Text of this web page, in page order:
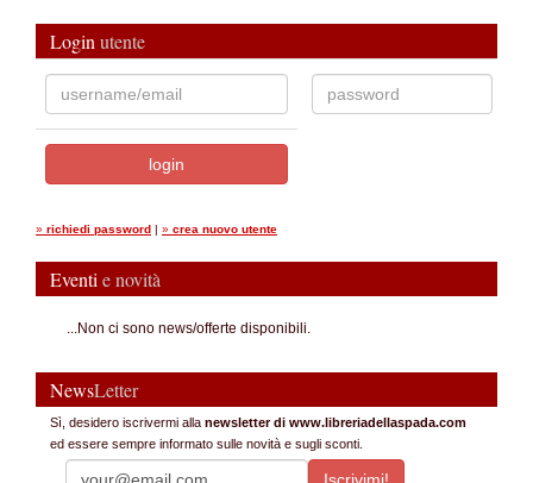
Login utente
» richiedi password | » crea nuovo utente
Eventi e novità
...Non ci sono news/offerte disponibili.
NewsLetter
Sì, desidero iscrivermi alla newsletter di www.libreriadellaspada.com
ed essere sempre informato sulle novità e sugli sconti.